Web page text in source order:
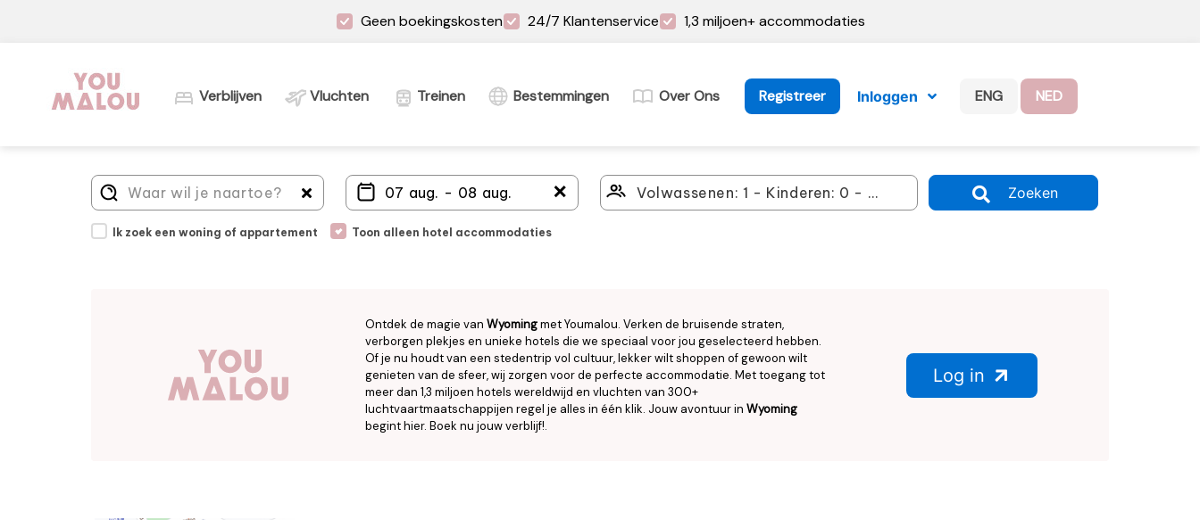
Geen boekingskosten 24/7 Klantenservice 1,3 miljoen+ accommodaties
Verblijven Vluchten Treinen Bestemmingen Over Ons Registreer Inloggen ENG NED
＋ Zoeken
Ik zoek een woning of appartement Toon alleen hotel accommodaties
Ontdek de magie van Wyomingmet Youmalou. Verken de bruisende straten,
verborgen plekjes en unieke hotels die we speciaal voor jou geselecteerd hebben.
Of je nu houdt van een stedentrip vol cultuur, lekker wilt shoppen of gewoon wilt
genieten van de sfeer, wij zorgen voor de perfecte accommodatie. Met toegang tot
meer dan 1,3 miljoen hotels wereldwijd en vluchten van 300+
luchtvaartmaatschappijen regel je alles in één klik. Jouw avontuur in Wyoming
begint hier. Boek nu jouw verblijf!.
Log in